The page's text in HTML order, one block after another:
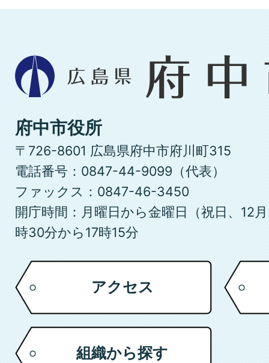
広
島
県
府
中
市
府中市役所
〒726-8601 広島県府中市府川町315
電話番号：0847-44-9099（代表）
ファックス：0847-46-3450
開庁時間：月曜日から金曜日（祝日、12
時30分から17時15分
アクセス
組織から探す